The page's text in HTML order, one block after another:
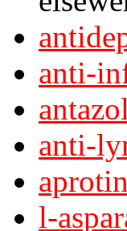
anti-
anti-
l-